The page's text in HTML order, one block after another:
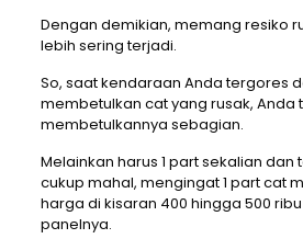
Dengan demikian, memang resiko
lebih sering terjadi.
So, saat kendaraan Anda tergores
membetulkan cat yang rusak, Anda
membetulkannya sebagian.
Melainkan harus 1 part sekalian dan
cukup mahal, mengingat 1 part cat
harga di kisaran 400 hingga 500
panelnya.